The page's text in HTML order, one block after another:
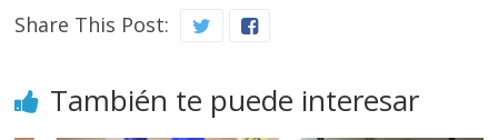
Share This Post:
También te puede interesar